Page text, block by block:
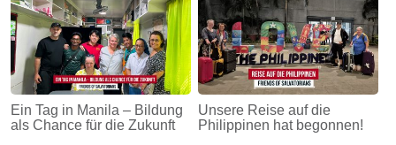
Ein Tag in Manila – Bildung
als Chance für die Zukunft
Unsere Reise auf die
Philippinen hat begonnen!